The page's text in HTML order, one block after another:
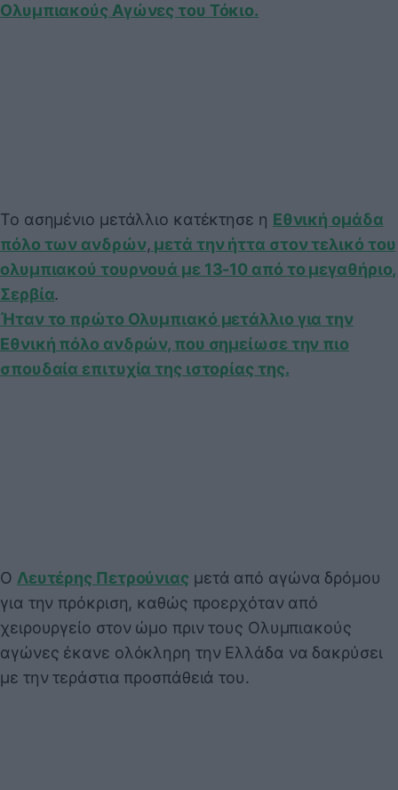
Ολυμπιακούς Αγώνες του Τόκιο.
Το ασημένιο μετάλλιο κατέκτησε η Εθνική ομάδα
πόλο των ανδρών, μετά την ήττα στον τελικό του
ολυμπιακού τουρνουά με 13-10 από το μεγαθήριο,
Σερβία.
Ήταν το πρώτο Ολυμπιακό μετάλλιο για την
Εθνική πόλο ανδρών, που σημείωσε την πιο
σπουδαία επιτυχία της ιστορίας της.
Ο Λευτέρης Πετρούνιας μετά από αγώνα δρόμου
για την πρόκριση, καθώς προερχόταν από
χειρουργείο στον ώμο πριν τους Ολυμπιακούς
αγώνες έκανε ολόκληρη την Ελλάδα να δακρύσει
με την τεράστια προσπάθειά του.